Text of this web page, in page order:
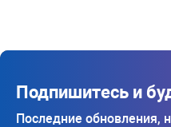
Подпишитесь и
Последние обновления,